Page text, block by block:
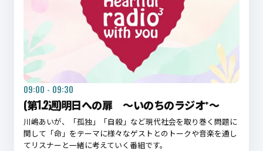
09:00 - 09:30
(第1.2週)明日への扉 ～いのちのラジオ⁺～
川嶋あいが、「孤独」「自殺」など現代社会を取り巻く問題に
関して「命」をテーマに様々なゲストとのトークや音楽を通し
てリスナーと一緒に考えていく番組です。